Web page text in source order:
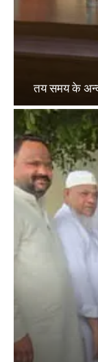
तय समय के